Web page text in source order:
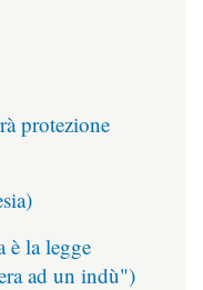
protezione
è la legge
ad un indù")